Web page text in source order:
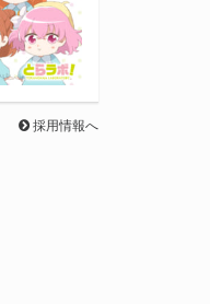
採用情報へ